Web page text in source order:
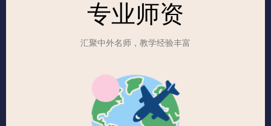
专业师资
汇聚中外名师，教学经验丰富